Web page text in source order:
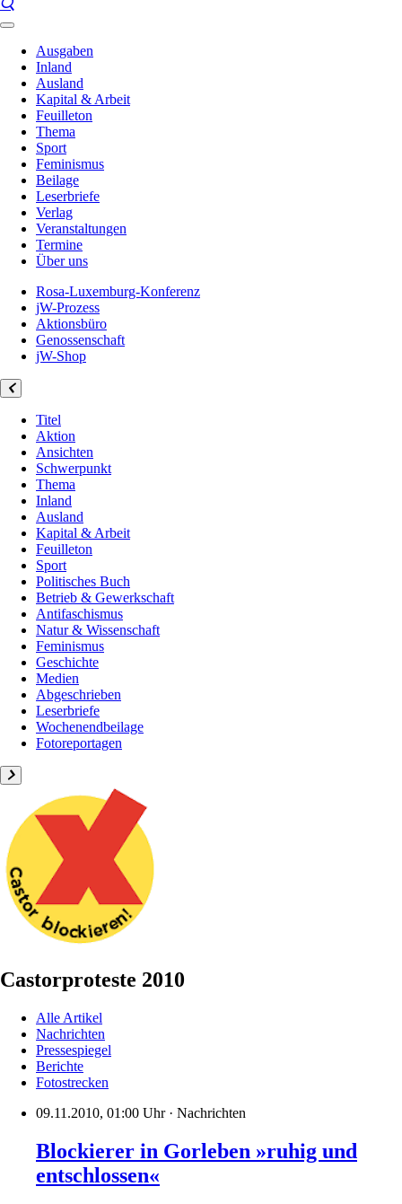
Ausgaben
Inland
Ausland
Kapital & Arbeit
Feuilleton
Thema
Sport
Feminismus
Beilage
Leserbriefe
Verlag
Veranstaltungen
Termine
Über uns
Rosa-Luxemburg-Konferenz
jW-Prozess
Aktionsbüro
Genossenschaft
jW-Shop
Titel
Aktion
Ansichten
Schwerpunkt
Thema
Inland
Ausland
Kapital & Arbeit
Feuilleton
Sport
Politisches Buch
Betrieb & Gewerkschaft
Antifaschismus
Natur & Wissenschaft
Feminismus
Geschichte
Medien
Abgeschrieben
Leserbriefe
Wochenendbeilage
Fotoreportagen
Castorproteste 2010
Alle Artikel
Nachrichten
Pressespiegel
Berichte
Fotostrecken
09.11.2010, 01:00 Uhr· Nachrichten
Blockierer in Gorleben »ruhig und
entschlossen«